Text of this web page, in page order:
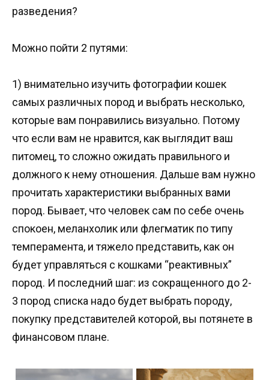
разведения?
Можно пойти 2 путями:
1) внимательно изучить фотографии кошек
самых различных пород и выбрать несколько,
которые вам понравились визуально. Потому
что если вам не нравится, как выглядит ваш
питомец, то сложно ожидать правильного и
должного к нему отношения. Дальше вам нужно
прочитать характеристики выбранных вами
пород. Бывает, что человек сам по себе очень
спокоен, меланхолик или флегматик по типу
темперамента, и тяжело представить, как он
будет управляться с кошками “реактивных”
пород. И последний шаг: из сокращенного до 2-
3 пород списка надо будет выбрать породу,
покупку представителей которой, вы потянете в
финансовом плане.